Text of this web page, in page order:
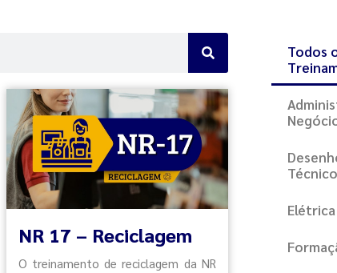
NR 17 – Reciclagem
O treinamento de reciclagem da NR
Todos
Técnico
Elétrica